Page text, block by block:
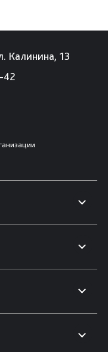
Калинина, 13
42